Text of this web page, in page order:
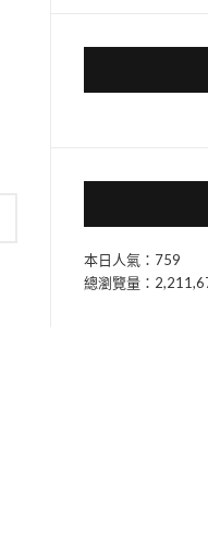
本日人氣：759
總瀏覽量：